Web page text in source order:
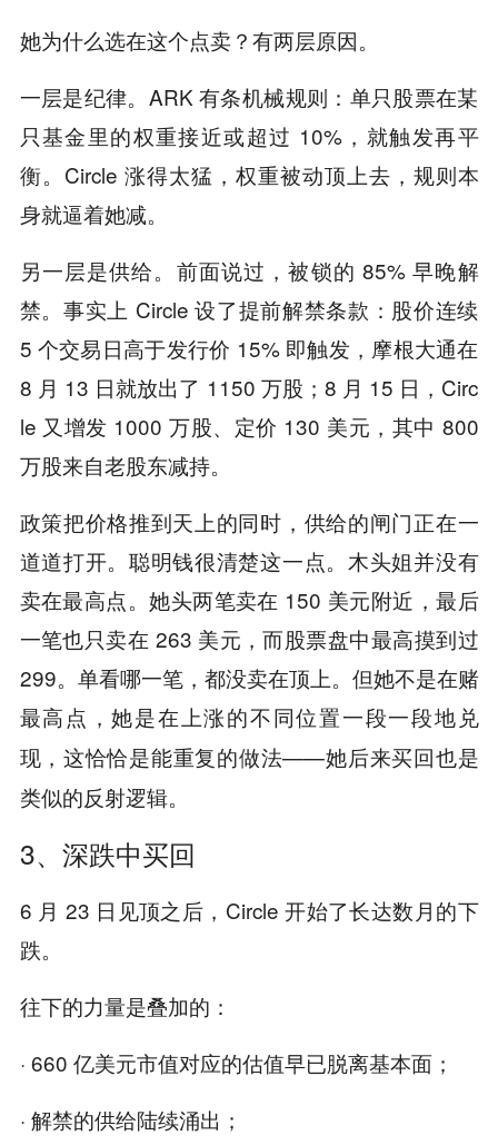
她为什么选在这个点卖？有两层原因。
一层是纪律。ARK 有条机械规则：单只股票在某
只基金里的权重接近或超过 10%，就触发再平
衡。Circle 涨得太猛，权重被动顶上去，规则本
身就逼着她减。
另一层是供给。前面说过，被锁的 85% 早晚解
禁。事实上 Circle 设了提前解禁条款：股价连续
5 个交易日高于发行价 15% 即触发，摩根大通在
8 月 13 日就放出了 1150 万股；8 月 15 日，Circ
le 又增发 1000 万股、定价 130 美元，其中 800
万股来自老股东减持。
政策把价格推到天上的同时，供给的闸门正在一
道道打开。聪明钱很清楚这一点。木头姐并没有
卖在最高点。她头两笔卖在 150 美元附近，最后
一笔也只卖在 263 美元，而股票盘中最高摸到过
299。单看哪一笔，都没卖在顶上。但她不是在赌
最高点，她是在上涨的不同位置一段一段地兑
现 ，这恰恰是能重复的做法——她后来买回也是
类似的反射逻辑。
3、深跌中买回
6 月 23 日见顶之后，Circle 开始了长达数月的下
跌。
往下的力量是叠加的：
· 660 亿美元市值对应的估值早已脱离基本面；
· 解禁的供给陆续涌出；